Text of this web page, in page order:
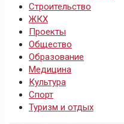
Строительство
ЖКХ
Проекты
Общество
Образование
Медицина
Культура
Спорт
Туризм и отдых